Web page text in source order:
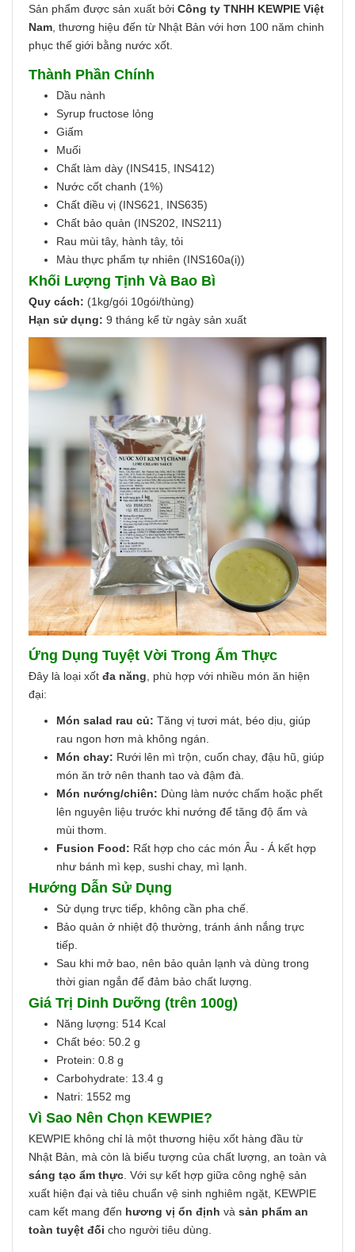
Sản phẩm được sản xuất bởi Công ty TNHH KEWPIE Việt
Nam , thương hiệu đến từ Nhật Bản với hơn 100 năm chinh
phục thế giới bằng nước xốt.
Thành Phần Chính
Dầu nành
Syrup fructose lỏng
Giấm
Muối
Chất làm dày (INS415, INS412)
Nước cốt chanh (1%)
Chất điều vị (INS621, INS635)
Chất bảo quản (INS202, INS211)
Rau mùi tây, hành tây, tỏi
Màu thực phẩm tự nhiên (INS160a(i))
Khối Lượng Tịnh Và Bao Bì
Quy cách: (1kg/gói 10gói/thùng)
Hạn sử dụng: 9 tháng kể từ ngày sản xuất
Ứng Dụng Tuyệt Vời Trong Ẩm Thực
Đây là loại xốt đa năng , phù hợp với nhiều món ăn hiện
đại:
Món salad rau củ: Tăng vị tươi mát, béo dịu, giúp
rau ngon hơn mà không ngán.
Món chay: Rưới lên mì trộn, cuốn chay, đậu hũ, giúp
món ăn trở nên thanh tao và đậm đà.
Món nướng/chiên: Dùng làm nước chấm hoặc phết
lên nguyên liệu trước khi nướng để tăng độ ẩm và
mùi thơm.
Fusion Food: Rất hợp cho các món Âu - Á kết hợp
như bánh mì kẹp, sushi chay, mì lạnh.
Hướng Dẫn Sử Dụng
Sử dụng trực tiếp, không cần pha chế.
Bảo quản ở nhiệt độ thường, tránh ánh nắng trực
tiếp.
Sau khi mở bao, nên bảo quản lạnh và dùng trong
thời gian ngắn để đảm bảo chất lượng.
Giá Trị Dinh Dưỡng (trên 100g)
Năng lượng: 514 Kcal
Chất béo: 50.2 g
Protein: 0.8 g
Carbohydrate: 13.4 g
Natri: 1552 mg
Vì Sao Nên Chọn KEWPIE?
KEWPIE không chỉ là một thương hiệu xốt hàng đầu từ
Nhật Bản, mà còn là biểu tượng của chất lượng, an toàn và
sáng tạo ẩm thực . Với sự kết hợp giữa công nghệ sản
xuất hiện đại và tiêu chuẩn vệ sinh nghiêm ngặt, KEWPIE
cam kết mang đến hương vị ổn định và sản phẩm an
toàn tuyệt đối cho người tiêu dùng.